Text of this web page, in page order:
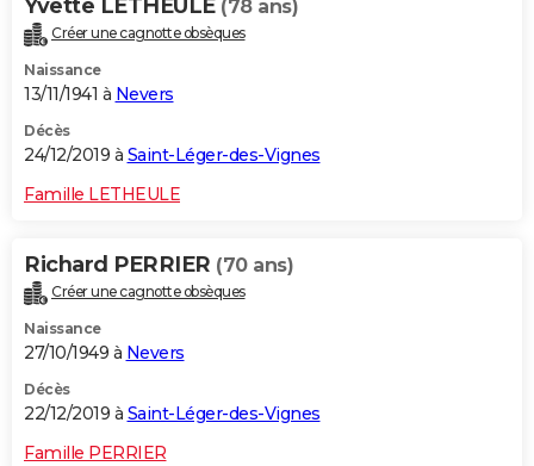
Yvette LETHEULE (78 ans)
Créer une cagnotte obsèques
Naissance
13/11/1941 à Nevers
Décès
24/12/2019 à Saint-Léger-des-Vignes
Famille LETHEULE
Richard PERRIER (70 ans)
Créer une cagnotte obsèques
Naissance
27/10/1949 à Nevers
Décès
22/12/2019 à Saint-Léger-des-Vignes
Famille PERRIER